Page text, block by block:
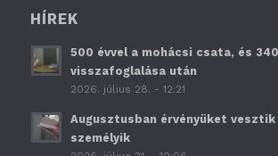
HÍREK
500 évvel a mohácsi csata, és
visszafoglalása után
2026. július 28. - 12:21
Augusztusban érvényüket vesztik
személyik